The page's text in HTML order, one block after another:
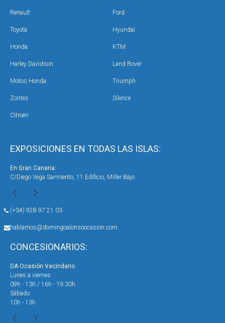
EXPOSICIONES EN TODAS LAS ISLAS:
En Gran Canaria:
C/Diego Vega Sarmiento, 11 Edificio, Miller Bajo
(+34) 928 97 21 03
hablamos@domingoalonsoocasion.com
CONCESIONARIOS:
DA Ocasión Vecindario
Lunes a viernes
09h - 13h / 16h - 19:30h
Sábado
10h - 13h
Renault Ford
Toyota Hyundai
Honda KTM
Harley Davidson Land Rover
Motos Honda Triumph
Zontes Silence
Citroën